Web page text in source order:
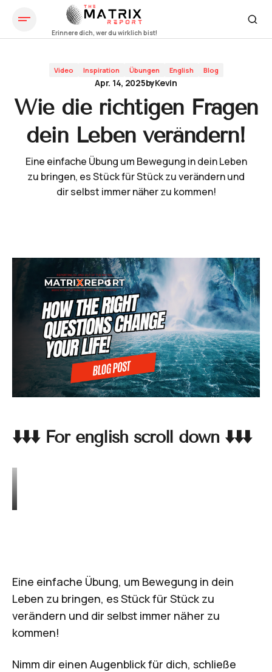
Wie die richtigen Fragen dein Leben verändern!
Video Inspiration Übungen English Blog
Apr. 14, 2025byKevin
Wie die richtigen Fragen
dein Leben verändern!
Eine einfache Übung um Bewegung in dein Leben
zu bringen, es Stück für Stück zu verändern und
dir selbst immer näher zu kommen!
⬇️⬇️⬇️ For english scroll down ⬇️⬇️⬇️
Eine einfache Übung, um Bewegung in dein
Leben zu bringen, es Stück für Stück zu
verändern und dir selbst immer näher zu
kommen!
Nimm dir einen Augenblick für dich, schließe